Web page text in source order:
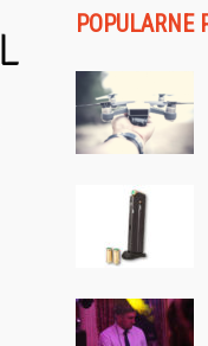
POPULARNE